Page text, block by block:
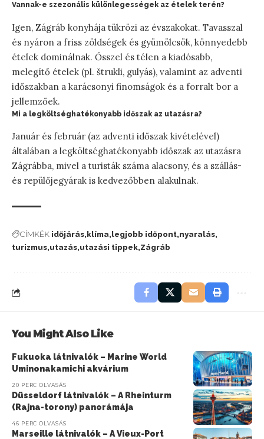
Vannak-e szezonális különlegességek az ételek terén?
Igen, Zágráb konyhája tükrözi az évszakokat. Tavasszal
és nyáron a friss zöldségek és gyümölcsök, könnyedebb
ételek dominálnak. Ősszel és télen a kiadósabb,
melegítő ételek (pl. štrukli, gulyás), valamint az adventi
időszakban a karácsonyi finomságok és a forralt bor a
jellemzőek.
Mi a legköltséghatékonyabb időszak az utazásra?
Január és február (az adventi időszak kivételével)
általában a legköltséghatékonyabb időszak az utazásra
Zágrábba, mivel a turisták száma alacsony, és a szállás-
és repülőjegyárak is kedvezőbben alakulnak.
CÍMKÉK időjárás klíma legjobb időpont nyaralás
turizmus utazás utazási tippek Zágráb
You Might Also Like
Fukuoka látnivalók – Marine World
Uminonakamichi akvárium
20 PERC OLVASÁS
Düsseldorf látnivalók – A Rheinturm
(Rajna-torony) panorámája
46 PERC OLVASÁS
Marseille látnivalók – A Vieux-Port